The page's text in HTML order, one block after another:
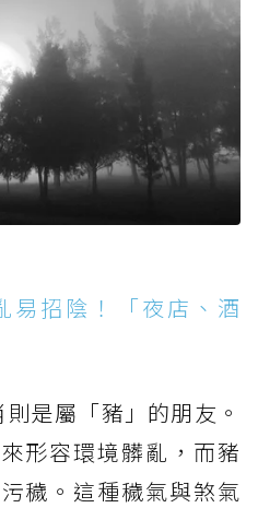
易招陰！「夜店、酒
是屬「豬」的朋友。
形容環境髒亂，而豬
穢。這種穢氣與煞氣